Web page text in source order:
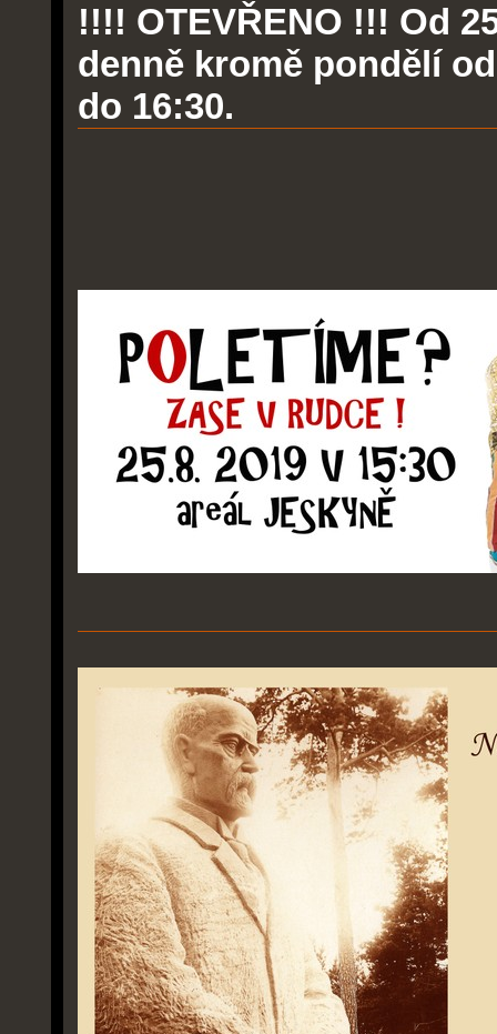
!!!! OTEVŘENO !!! Od
denně kromě pondělí
do 16:30.